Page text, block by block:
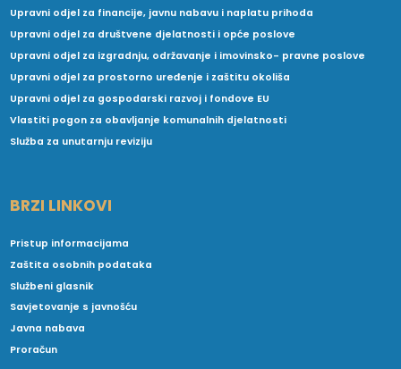
Upravni odjel za financije, javnu nabavu i naplatu prihoda
Upravni odjel za društvene djelatnosti i opće poslove
Upravni odjel za izgradnju, održavanje i imovinsko- pravne poslove
Upravni odjel za prostorno uređenje i zaštitu okoliša
Upravni odjel za gospodarski razvoj i fondove EU
Vlastiti pogon za obavljanje komunalnih djelatnosti
Služba za unutarnju reviziju
BRZI LINKOVI
Pristup informacijama
Zaštita osobnih podataka
Službeni glasnik
Savjetovanje s javnošću
Javna nabava
Proračun